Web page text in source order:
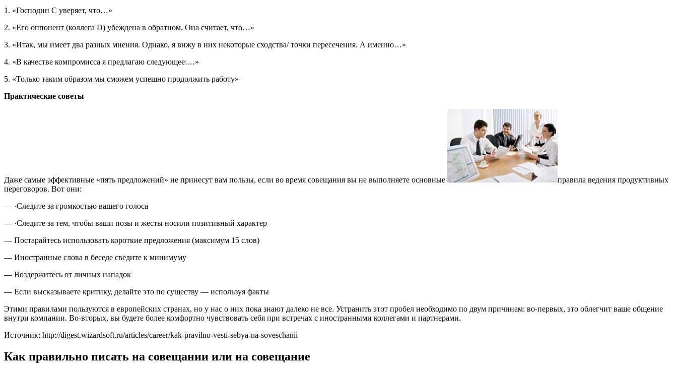
1. «Господин С уверяет, что…»
2. «Его оппонент (коллега D) убеждена в обратном. Она считает, что…»
3. «Итак, мы имеет два разных мнения. Однако, я вижу в них некоторые сходства/ точки пересечения. А именно…»
4. «В качестве компромисса я предлагаю следующее:…»
5. «Только таким образом мы сможем успешно продолжить работу»
Практические советы
Даже самые эффективные «пять предложений» не принесут вам пользы, если во время совещания вы не выполняете основные
правила ведения продуктивных
переговоров. Вот они:
— ·Следите за громкостью вашего голоса
— ·Следите за тем, чтобы ваши позы и жесты носили позитивный характер
— Постарайтесь использовать короткие предложения (максимум 15 слов)
— Иностранные слова в беседе сведите к минимуму
— Воздержитесь от личных нападок
— Если высказываете критику, делайте это по существу — используя факты
Этими правилами пользуются в европейских странах, но у нас о них пока знают далеко не все. Устранить этот пробел необходимо по двум причинам: во-первых, это облегчит ваше общение
внутри компании. Во-вторых, вы будете более комфортно чувствовать себя при встречах с иностранными коллегами и партнерами.
Источник: http://digest.wizardsoft.ru/articles/career/kak-pravilno-vesti-sebya-na-soveschanii
Как правильно писать на совещании или на совещание